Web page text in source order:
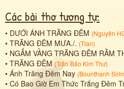
Các bài thơ tương tự:
• DƯỚI ÁNH TRĂNG ĐÊM (Nguyên
• TRĂNG ĐÊM MƯA./. (Tlan)
• NGẮM VẦNG TRĂNG ĐÊM RẰM
• TRĂNG ĐÊM (Trần Bảo Kim Thư)
• Ánh Trăng Đêm Nay (Bounthanh
• Có Bao Giờ Em Thức Trắng Đêm